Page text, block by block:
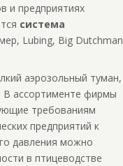
и предприятиях
система
Lubing, Big Dutchman
аэрозольный туман,
В ассортименте фирмы
требованиям
предприятий к
давления можно
в птицеводстве